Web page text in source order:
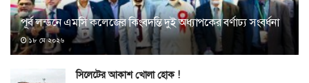
পূর্ব লন্ডনে এমসি কলেজের কিংবদন্তি দুই অধ্যাপকের বর্ণাঢ্য সংবর্ধনা
১৮ মে ২০২৬
সিলেটের আকাশ খোলা হোক !